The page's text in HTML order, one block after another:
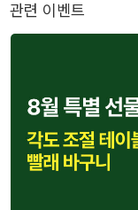
관련 이벤트